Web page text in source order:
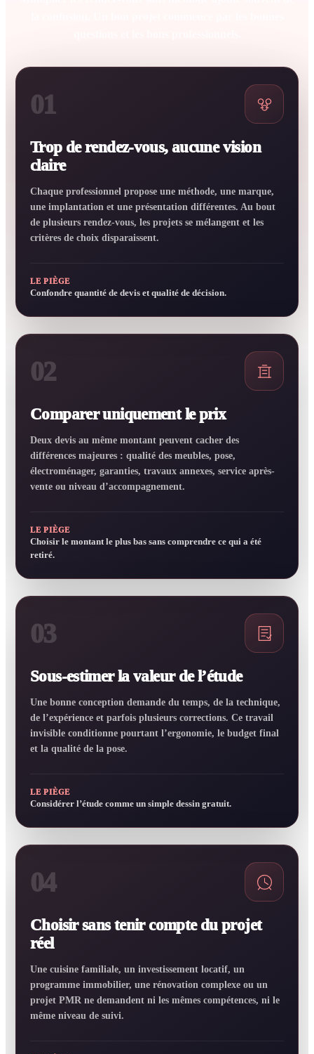
01
Trop de rendez-vous, aucune vision
claire
Chaque professionnel propose une méthode, une marque,
une implantation et une présentation différentes. Au bout
de plusieurs rendez-vous, les projets se mélangent et les
critères de choix disparaissent.
LE PIÈGE
Confondre quantité de devis et qualité de décision.
02
Comparer uniquement le prix
Deux devis au même montant peuvent cacher des
différences majeures : qualité des meubles, pose,
électroménager, garanties, travaux annexes, service après-
vente ou niveau d’accompagnement.
LE PIÈGE
Choisir le montant le plus bas sans comprendre ce qui a été
retiré.
03
Sous-estimer la valeur de l’étude
Une bonne conception demande du temps, de la technique,
de l’expérience et parfois plusieurs corrections. Ce travail
invisible conditionne pourtant l’ergonomie, le budget final
et la qualité de la pose.
LE PIÈGE
Considérer l’étude comme un simple dessin gratuit.
04
Choisir sans tenir compte du projet
réel
Une cuisine familiale, un investissement locatif, un
programme immobilier, une rénovation complexe ou un
projet PMR ne demandent ni les mêmes compétences, ni le
même niveau de suivi.